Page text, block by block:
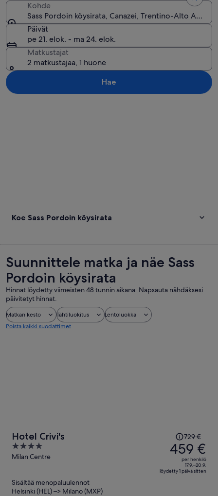
Kohde
Sass Pordoin köysirata, Canazei, Trentino-Alto Adige,
Päivät
pe 21. elok. - ma 24. elok.
Matkustajat
2 matkustajaa, 1 huone
Hae
Koe Sass Pordoin köysirata
Suunnittele matka ja näe Sass
Pordoin köysirata
Hinnat löydetty viimeisten 48 tunnin aikana. Napsauta nähdäksesi
päivitetyt hinnat.
Matkan kesto Tähtiluokitus
Lentoluokka
Poista kaikki suodattimet
Hotel Crivi's
4
out
Milan Centre
Hinta
oli
729 €,
hinta
on
729 €
459 €
per henkilö
17.9.–20.9.
löydetty 1 päivä sitten
Sisältää menopaluulennot
Helsinki (HEL) –> Milano (MXP)